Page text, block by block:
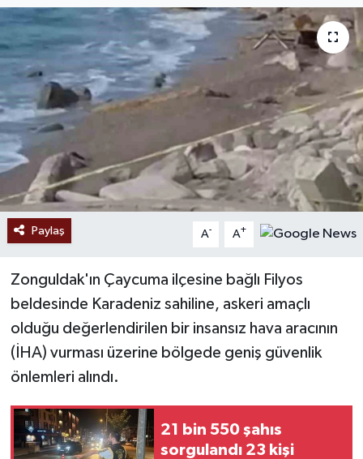
Paylaş A- A+
Zonguldak'ın Çaycuma ilçesine bağlı Filyos
beldesinde Karadeniz sahiline, askeri amaçlı
olduğu değerlendirilen bir insansız hava aracının
(İHA) vurması üzerine bölgede geniş güvenlik
önlemleri alındı.
21 bin 550 şahıs
sorgulandı 23 kişi